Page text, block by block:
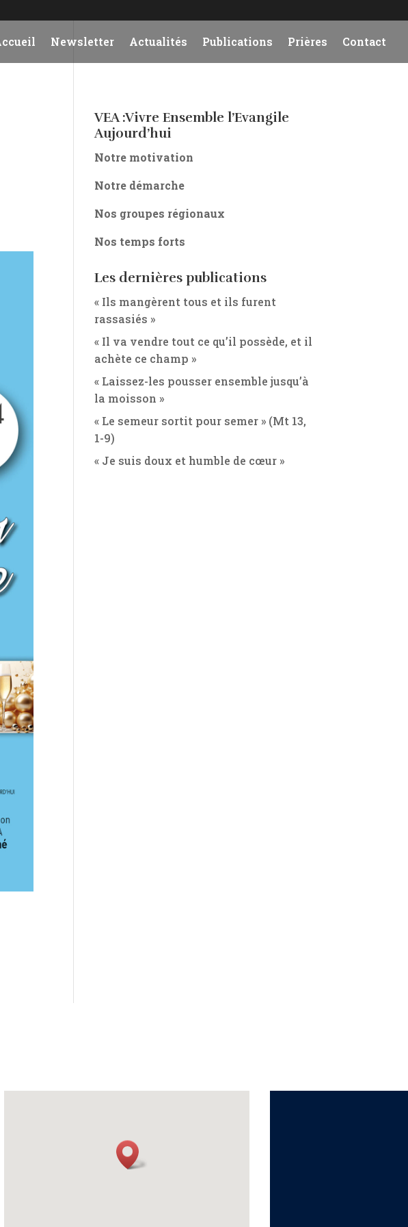
Newsletter Actualités Publications Prières Contact
VEA :Vivre Ensemble l’Evangile
Aujourd’hui
Notre motivation
Notre démarche
Nos groupes régionaux
Nos temps forts
Les dernières publications
« Ils mangèrent tous et ils furent
rassasiés »
« Il va vendre tout ce qu’il possède, et il
achète ce champ »
« Laissez-les pousser ensemble jusqu’à
la moisson »
« Le semeur sortit pour semer » (Mt 13,
1-9)
« Je suis doux et humble de cœur »